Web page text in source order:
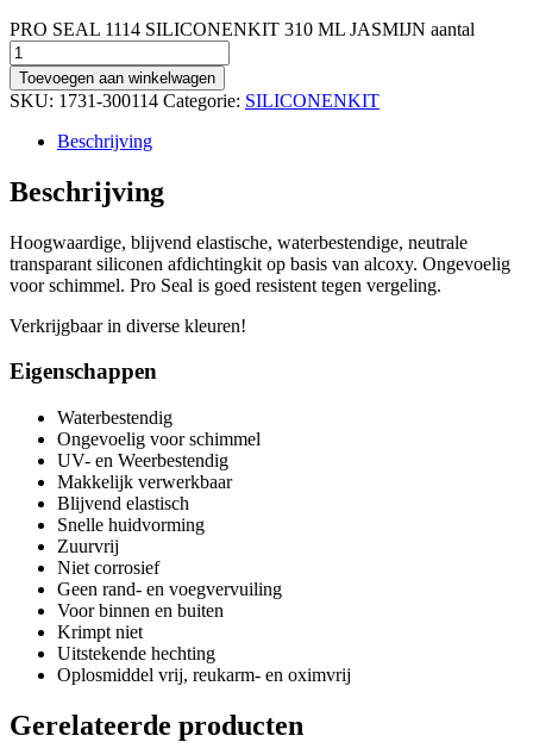
PRO SEAL 1114 SILICONENKIT 310 ML JASMIJN aantal
Toevoegen aan winkelwagen
SKU: 1731-300114 Categorie: SILICONENKIT
Beschrijving
Beschrijving
Hoogwaardige, blijvend elastische, waterbestendige, neutrale
transparant siliconen afdichtingkit op basis van alcoxy. Ongevoelig
voor schimmel. Pro Seal is goed resistent tegen vergeling.
Verkrijgbaar in diverse kleuren!
Eigenschappen
Waterbestendig
Ongevoelig voor schimmel
UV- en Weerbestendig
Makkelijk verwerkbaar
Blijvend elastisch
Snelle huidvorming
Zuurvrij
Niet corrosief
Geen rand- en voegvervuiling
Voor binnen en buiten
Krimpt niet
Uitstekende hechting
Oplosmiddel vrij, reukarm- en oximvrij
Gerelateerde producten